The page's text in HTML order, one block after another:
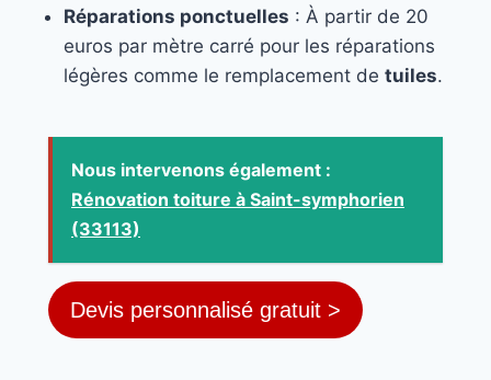
Réparations ponctuelles : À partir de 20
euros par mètre carré pour les réparations
légères comme le remplacement de tuiles.
Nous intervenons également :
Rénovation toiture à Saint-symphorien
(33113)
Devis personnalisé gratuit >